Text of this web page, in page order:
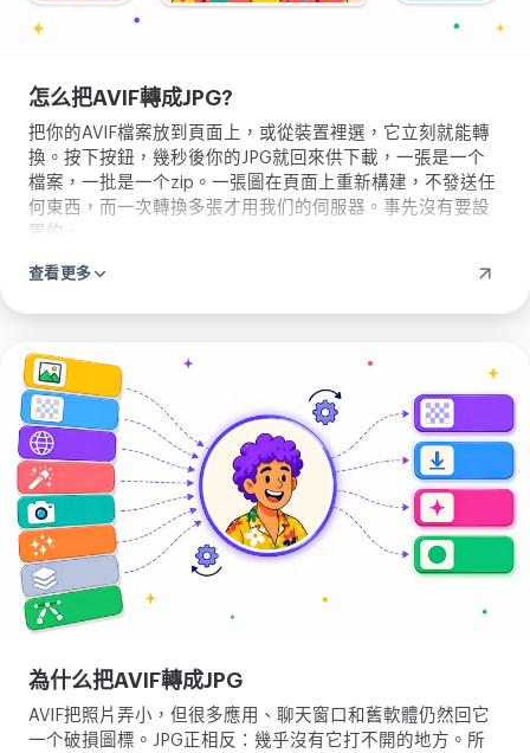
怎么把AVIF轉成JPG?
把你的AVIF檔案放到頁面上，或從裝置裡選，它立刻就能轉
換。按下按鈕，幾秒後你的JPG就回來供下載，一張是一个
檔案，一批是一个zip。一張圖在頁面上重新構建，不發送任
何東西，而一次轉換多張才用我们的伺服器。事先沒有要設
置的。
查看更多
為什么把AVIF轉成JPG
AVIF把照片弄小，但很多應用、聊天窗口和舊軟體仍然回它
一个破損圖標。JPG正相反：幾乎沒有它打不開的地方。所